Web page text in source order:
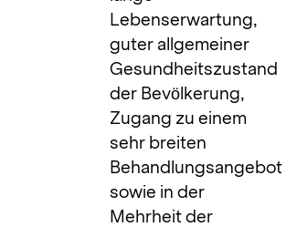
Lebenserwartung,
guter allgemeiner
Gesundheitszustand
der Bevölkerung,
Zugang zu einem
sehr breiten
Behandlungsangebot
sowie in der
Mehrheit der